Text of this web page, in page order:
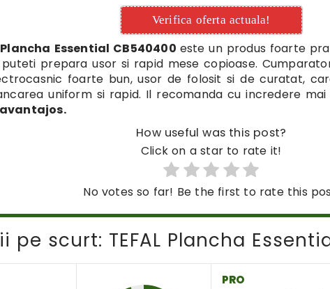
Verifica oferta actuala!
Plancha Essential CB540400 este un produs foarte
prepara usor si rapid mese copioase.
foarte bun, usor de folosit si de curatat,
uniform si rapid. Il recomanda cu incredere
How useful was this post?
Click on a star to rate it!
No votes so far! Be the first to rate this
pe scurt: TEFAL Plancha
PRO